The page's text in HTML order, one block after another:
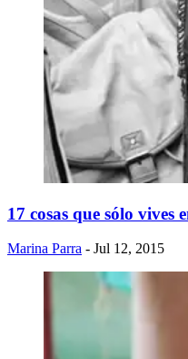
17 cosas que sólo
Marina Parra - Jul 12, 2015